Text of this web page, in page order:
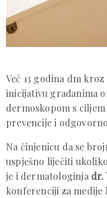
Već 13 godina dm
inicijativu građanima
dermoskopom s
prevencije i
Na činjenicu da se
uspješno liječiti
je i dermatologinja dr.
konferenciji za medije